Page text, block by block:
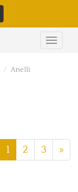
Anelli
1 2 3 »